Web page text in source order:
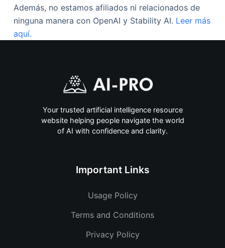
Además, no estamos afiliados ni relacionados de
ninguna manera con OpenAI y Stability AI. Leer más
aquí.
Your trusted artificial intelligence resource
website helping people navigate the world
of AI with confidence and clarity.
Important Links
Usage Policy
Terms and Conditions
Privacy Policy